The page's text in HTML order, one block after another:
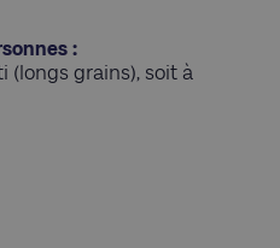
:
(longs grains), soit à